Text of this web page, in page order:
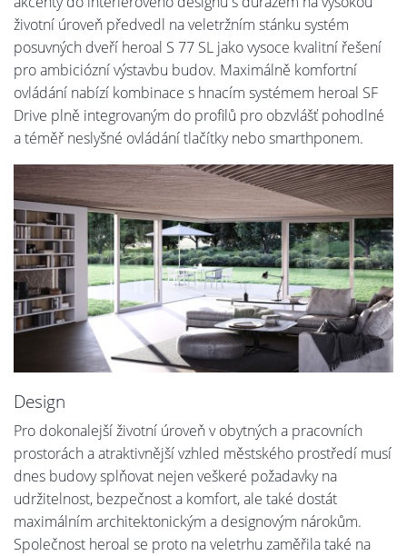
životní úroveň předvedl na veletržním stánku systém
posuvných dveří heroal S 77 SL jako vysoce kvalitní řešení
pro ambiciózní výstavbu budov. Maximálně komfortní
ovládání nabízí kombinace s hnacím systémem heroal SF
Drive plně integrovaným do profilů pro obzvlášť pohodlné
a téměř neslyšné ovládání tlačítky nebo smarthponem.
Design
Pro dokonalejší životní úroveň v obytných a pracovních
prostorách a atraktivnější vzhled městského prostředí musí
dnes budovy splňovat nejen veškeré požadavky na
udržitelnost, bezpečnost a komfort, ale také dostát
maximálním architektonickým a designovým nárokům.
Společnost heroal se proto na veletrhu zaměřila také na